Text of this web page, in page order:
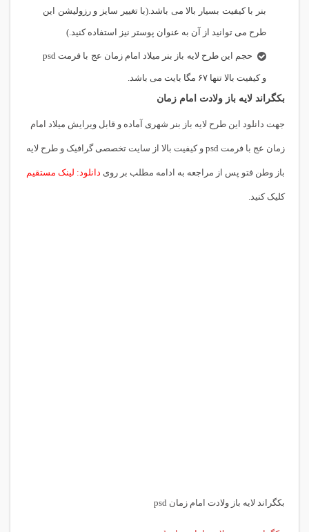
بنر با کیفیت بسیار بالا می باشد.(با تغییر سایز و رزولیشن این
طرح می توانید از آن به عنوان پوستر نیز استفاده کنید.)
حجم این طرح لایه باز بنر میلاد امام زمان عج با فرمت psd
و کیفیت بالا تنها ۶۷ مگا بایت می باشد.
بکگراند لایه باز ولادت امام زمان
جهت دانلود این طرح لایه باز بنر شهری آماده و قابل ویرایش میلاد امام
زمان عج با فرمت psd و کیفیت بالا از سایت تخصصی گرافیک و طرح لایه
باز وطن فتو پس از مراجعه به ادامه مطلب بر روی دانلود: لینک مستقیم
کلیک کنید.
بکگراند لایه باز ولادت امام زمان psd